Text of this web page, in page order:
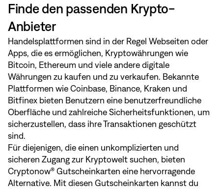
Finde den passenden Krypto-
Anbieter
Handelsplattformen sind in der Regel Webseiten oder
Apps, die es ermöglichen, Kryptowährungen wie
Bitcoin, Ethereum und viele andere digitale
Währungen zu kaufen und zu verkaufen. Bekannte
Plattformen wie Coinbase, Binance, Kraken und
Bitfinex bieten Benutzern eine benutzerfreundliche
Oberfläche und zahlreiche Sicherheitsfunktionen, um
sicherzustellen, dass ihre Transaktionen geschützt
sind.
Für diejenigen, die einen unkomplizierten und
sicheren Zugang zur Kryptowelt suchen, bieten
Cryptonow® Gutscheinkarten eine hervorragende
Alternative. Mit diesen Gutscheinkarten kannst du